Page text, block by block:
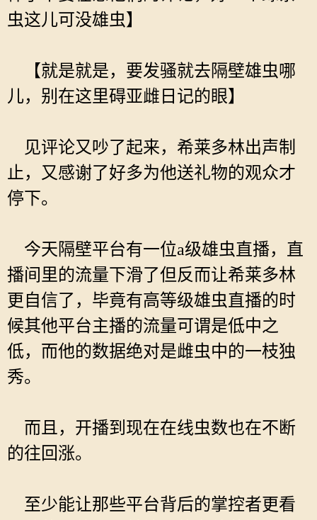
虫这儿可没雄虫】
【就是就是，要发骚就去隔壁雄虫哪
儿，别在这里碍亚雌日记的眼】
见评论又吵了起来，希莱多林出声制
止，又感谢了好多为他送礼物的观众才
停下。
今天隔壁平台有一位a级雄虫直播，直
播间里的流量下滑了但反而让希莱多林
更自信了，毕竟有高等级雄虫直播的时
候其他平台主播的流量可谓是低中之
低，而他的数据绝对是雌虫中的一枝独
秀。
而且，开播到现在在线虫数也在不断
的往回涨。
至少能让那些平台背后的掌控者更看